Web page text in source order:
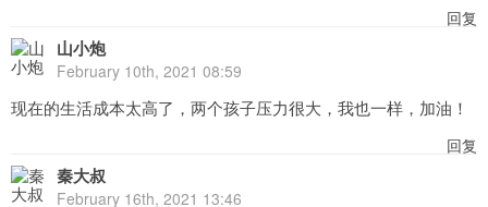
回复
山小炮
February 10th, 2021 08:59
现在的生活成本太高了，两个孩子压力很大，我也一样，加油！
回复
秦大叔
February 16th, 2021 13:46